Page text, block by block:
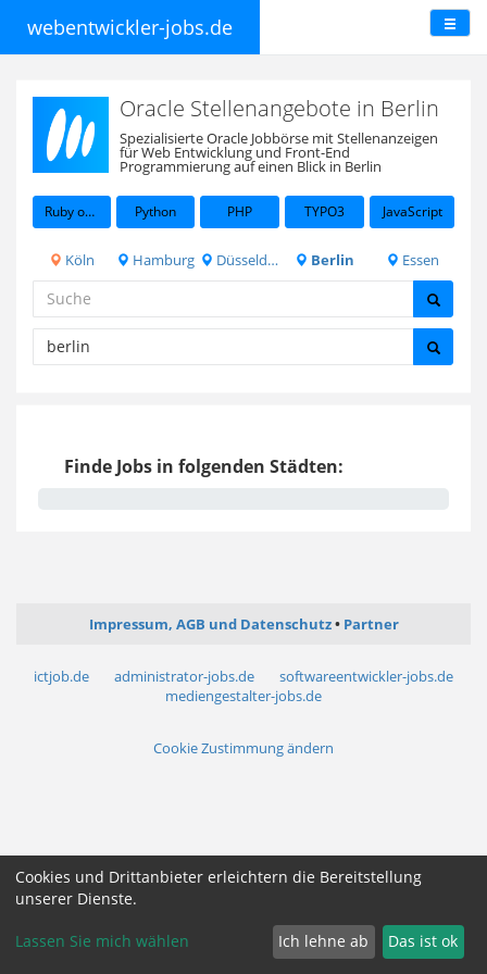
webentwickler-jobs.de
Oracle Stellenangebote in Berlin
Spezialisierte Oracle Jobbörse mit Stellenanzeigen
für Web Entwicklung und Front-End
Programmierung auf einen Blick in Berlin
Ruby on Rails Python PHP TYPO3 JavaScript
Köln Hamburg Düsseldorf Berlin Essen
Finde Jobs in folgenden Städten:
Impressum, AGB und Datenschutz Partner
ictjob.de administrator-jobs.de
softwareentwickler-jobs.de
mediengestalter-jobs.de
Cookie Zustimmung ändern
Cookies und Drittanbieter erleichtern die Bereitstellung
unserer Dienste.
Lassen Sie mich wählen Ich lehne ab Das ist ok